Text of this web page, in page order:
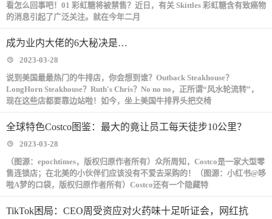
看怎么回事吧！01 彩虹糖将被禁售？‍近日，有关 Skittles 彩虹糖含有致癌物
的消息引起了广泛关注。就在今年二月
成为业内大佬的6大秘决是…
2023-03-28
说到美国最最热门的牛排店，你会想到谁？Outback Steakhouse？
LongHorn Steakhouse？Ruth's Chris？No no no，正所谓“风水轮流转”，
现在这些店都要靠边站啦！如今，坐上美国牛排界头把交椅
全球特色Costco图鉴：最大的竟让员工每天徒步10公里？
2023-03-28
（图源：epochtimes，版权归原作者所有）众所周知，Costco是一家大型零
售连锁店；在北美的小伙伴们应该没有不爱去采购的！（图源：小红书@哆
啦A梦的口袋，版权归原作者所有）Costco还有一个隐藏特
TikTok困局：CEO周受资应对火药味十足听证会，网红抗